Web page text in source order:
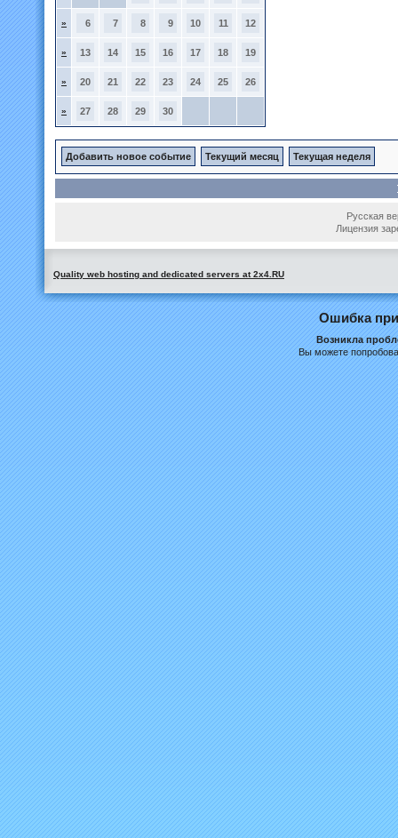
» 6 7 8 9 10 11 12
» 13 14 15 16 17 18 19
» 20 21 22 23 24 25 26
» 27 28 29 30
Добавить новое событие Текущий месяц Текущая неделя
Русская
Лицензия
Quality web hosting and dedicated servers at 2x4.RU
Ошибка при
Возникла
Вы можете